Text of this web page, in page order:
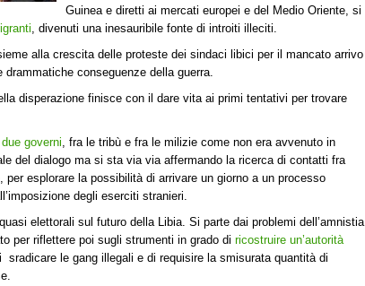
Guinea e diretti ai mercati europei e del Medio Oriente, si
, divenuti una inesauribile fonte di introiti illeciti.
alla crescita delle proteste dei sindaci libici per il mancato arrivo
conseguenze della guerra.
disperazione finisce con il dare vita ai primi tentativi per trovare
governi , fra le tribù e fra le milizie come non era avvenuto in
del dialogo ma si sta via via affermando la ricerca di contatti fra
esplorare la possibilità di arrivare un giorno a un processo
degli eserciti stranieri.
elettorali sul futuro della Libia. Si parte dai problemi dell’amnistia
per riflettere poi sugli strumenti in grado di ricostruire un’autorità
le gang illegali e di requisire la smisurata quantità di